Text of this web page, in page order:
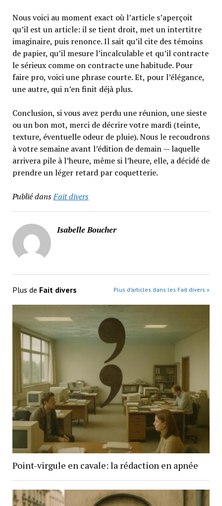
Nous voici au moment exact où l’article s’aperçoit
qu’il est un article: il se tient droit, met un intertitre
imaginaire, puis renonce. Il sait qu’il cite des témoins
de papier, qu’il mesure l’incalculable et qu’il contracte
le sérieux comme on contracte une habitude. Pour
faire pro, voici une phrase courte. Et, pour l’élégance,
une autre, qui n’en finit déjà plus.
Conclusion, si vous avez perdu une réunion, une sieste
ou un bon mot, merci de décrire votre mardi (teinte,
texture, éventuelle odeur de pluie). Nous le recoudrons
à votre semaine avant l’édition de demain — laquelle
arrivera pile à l’heure, même si l’heure, elle, a décidé de
prendre un léger retard par coquetterie.
Publié dansFait divers
Isabelle Boucher
Plus de Fait divers Plus d’articles dans les Fait divers »
Point-virgule en cavale: la rédaction en apnée